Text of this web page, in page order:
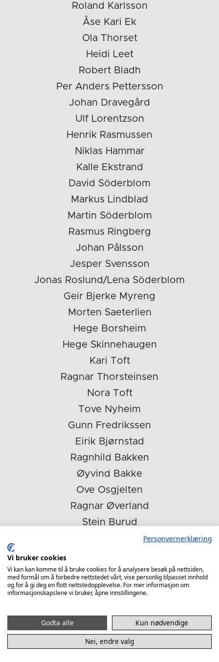
Roland Karlsson
Åse Kari Ek
Ola Thorset
Heidi Leet
Robert Bladh
Per Anders Pettersson
Johan Dravegård
Ulf Lorentzson
Henrik Rasmussen
Niklas Hammar
Kalle Ekstrand
David Söderblom
Markus Lindblad
Martin Söderblom
Rasmus Ringberg
Johan Pålsson
Jesper Svensson
Jonas Roslund/Lena Söderblom
Geir Bjerke Myreng
Morten Saeterlien
Hege Borsheim
Hege Skinnehaugen
Kari Toft
Ragnar Thorsteinsen
Nora Toft
Tove Nyheim
Gunn Fredrikssen
Eirik Bjørnstad
Ragnhild Bakken
Øyvind Bakke
Ove Osgjelten
Ragnar Øverland
Stein Burud
Christian Berge
Erik Domaas
Geir B. Myreng
Eirik Haugdal
Per Steinar Krogsæther
Personvernerklæring
Vi bruker cookies
Vi kan kan komme til å bruke cookies for å analysere besøk på nettsiden,
med formål om å forbedre nettstedet vårt, vise personlig tilpasset innhold
og for å gi deg en flott nettstedopplevelse. For mer informasjon om
informasjonskapslene vi bruker, åpne innstillingene.
Godta alle
Kun nødvendige
Nei, endre valg